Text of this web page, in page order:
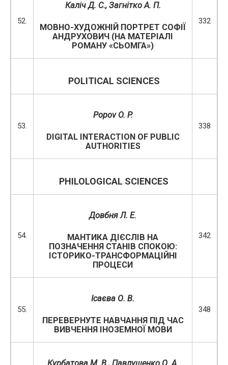
52.
Каліч Д. С., Загнітко А. П.
МОВНО-ХУДОЖНІЙ ПОРТРЕТ СОФІЇ
АНДРУХОВИЧ (НА МАТЕРІАЛІ
РОМАНУ «СЬОМГА»)
332
POLITICAL SCIENCES
53.
Popov O. P.
DIGITAL INTERACTION OF PUBLIC
AUTHORITIES
338
PHILOLOGICAL SCIENCES
54.
Довбня Л. Е.
МАНТИКА ДІЄСЛІВ НА
ПОЗНАЧЕННЯ СТАНІВ СПОКОЮ:
ІСТОРИКО-ТРАНСФОРМАЦІЙНІ
ПРОЦЕСИ
342
55.
Ісаєва О. В.
ПЕРЕВЕРНУТЕ НАВЧАННЯ ПІД ЧАС
ВИВЧЕННЯ ІНОЗЕМНОЇ МОВИ
348